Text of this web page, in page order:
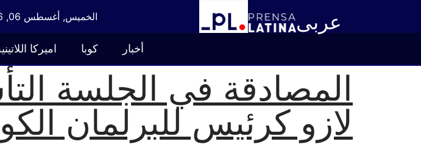
عربى الخميس, أغسطس 06, 2026
أخبار كوبا اميركا
المصادقة في الجلسة
لازو كرئيس للبرلمان